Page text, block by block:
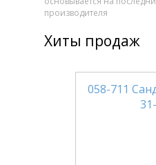
производителя
Хиты продаж
058-711